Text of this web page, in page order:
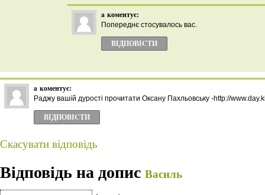
a коментує:
Попереднє стосувалось вас.
ВІДПОВІCТИ
a коментує:
Раджу вашій дурості прочитати Оксану Пахльовську -http://
ВІДПОВІCТИ
Скасувати відповідь
Відповідь на допис Василь